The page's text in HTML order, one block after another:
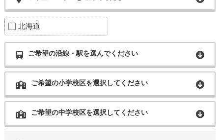
北海道
ご希望の沿線・駅を選んでください
ご希望の小学校区を選択してください
ご希望の中学校区を選択してください